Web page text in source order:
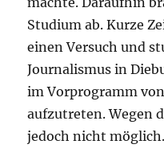
Studium ab. Kurze
einen Versuch und
Journalismus in
im Vorprogramm
aufzutreten. Wegen
jedoch nicht möglich.